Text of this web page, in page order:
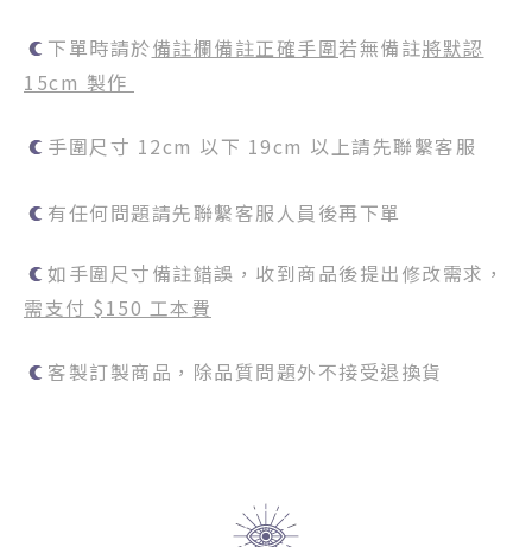
下單時請於備註欄備註正確手圍若無備註將默認
15cm 製作
手圍尺寸 12cm 以下 19cm 以上請先聯繫客服
有任何問題請先聯繫客服人員後再下單
如手圍尺寸備註錯誤，收到商品後提出修改需求，
需支付 $150 工本費
客製訂製商品，除品質問題外不接受退換貨